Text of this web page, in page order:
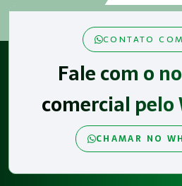
CONTATO
Fale com o
comercial
CHAMAR NO